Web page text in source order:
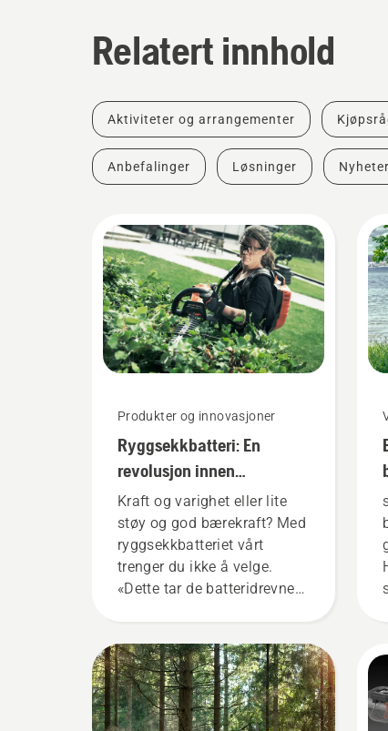
Relatert innhold
Aktiviteter og arrangementer
Anbefalinger Løsninger
Produkter og innovasjoner
Ryggsekkbatteri: En
revolusjon innen
håndholdte, batteridrevne
verktøy
Kraft og varighet eller lite
støy og god bærekraft? Med
ryggsekkbatteriet vårt
trenger du ikke å velge.
«Dette tar de batteridrevne
produktsjef for elektriske og
batteridrevne håndholdte
verktøy hos Husqvarna.